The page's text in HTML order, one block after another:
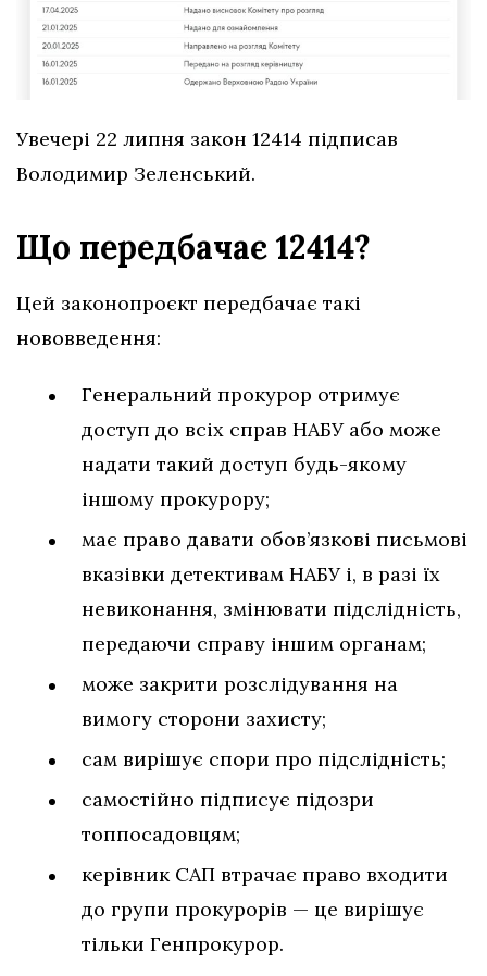
Увечері 22 липня закон 12414 підписав
Володимир Зеленський.
Що передбачає 12414?
Цей законопроєкт передбачає такі
нововведення:
Генеральний прокурор отримує
доступ до всіх справ НАБУ або може
надати такий доступ будь-якому
іншому прокурору;
має право давати обов’язкові письмові
вказівки детективам НАБУ і, в разі їх
невиконання, змінювати підслідність,
передаючи справу іншим органам;
може закрити розслідування на
вимогу сторони захисту;
сам вирішує спори про підслідність;
самостійно підписує підозри
топпосадовцям;
керівник САП втрачає право входити
до групи прокурорів — це вирішує
тільки Генпрокурор.